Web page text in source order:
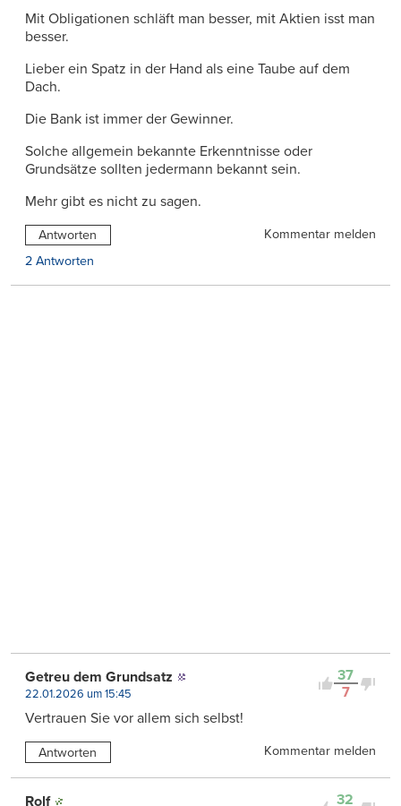
Mit Obligationen schläft man besser, mit Aktien isst man
besser.
Lieber ein Spatz in der Hand als eine Taube auf dem
Dach.
Die Bank ist immer der Gewinner.
Solche allgemein bekannte Erkenntnisse oder
Grundsätze sollten jedermann bekannt sein.
Mehr gibt es nicht zu sagen.
Antworten
Kommentar melden
2 Antworten
37
7
Getreu dem Grundsatz
22.01.2026 um 15:45
Vertrauen Sie vor allem sich selbst!
Antworten Kommentar melden
32
Rolf